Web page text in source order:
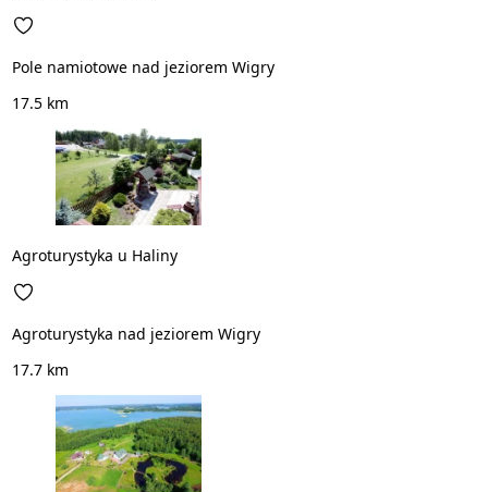
Pole namiotowe nad jeziorem Wigry
17.5 km
Agroturystyka u Haliny
Agroturystyka nad jeziorem Wigry
17.7 km